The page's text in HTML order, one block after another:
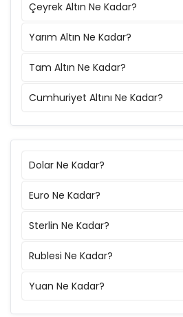
Çeyrek Altın Ne Kadar?
Yarım Altın Ne Kadar?
Tam Altın Ne Kadar?
Cumhuriyet Altını Ne Kadar?
Dolar Ne Kadar?
Euro Ne Kadar?
Sterlin Ne Kadar?
Rublesi Ne Kadar?
Yuan Ne Kadar?